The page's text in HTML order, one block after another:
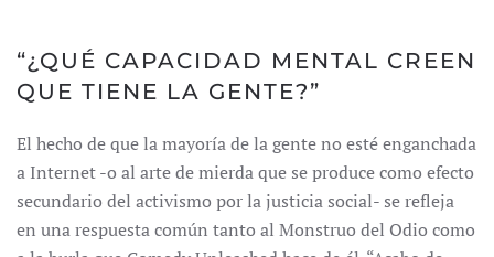
“¿QUÉ CAPACIDAD MENTAL CREEN
QUE TIENE LA GENTE?”
El hecho de que la mayoría de la gente no esté enganchada
a Internet -o al arte de mierda que se produce como efecto
secundario del activismo por la justicia social- se refleja
en una respuesta común tanto al Monstruo del Odio como